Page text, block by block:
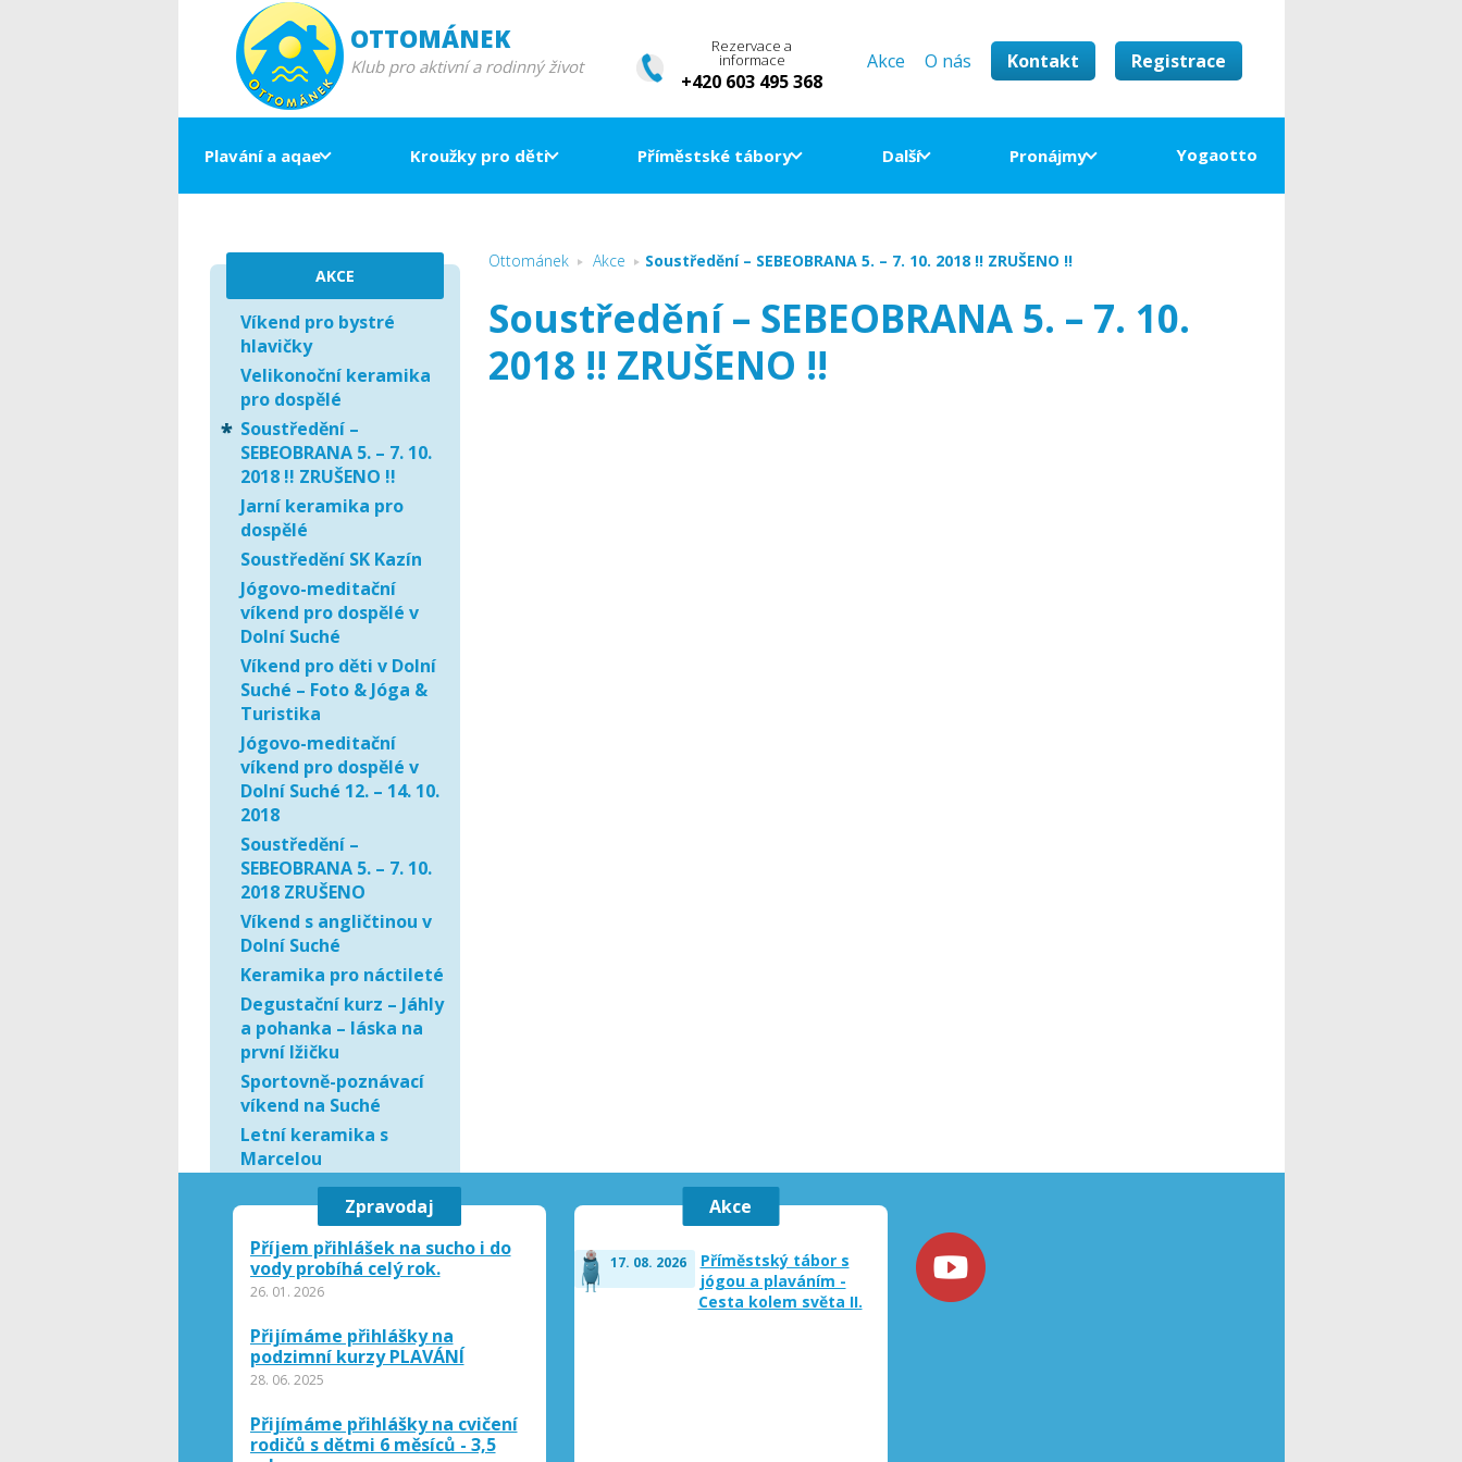
OTTOMÁNEK
Klub pro aktivní a rodinný život
Rezervace a
informace
+420 603 495 368
Akce O nás Kontakt Registrace
Plavání a aqae Kroužky pro děti Příměstské tábory Další Pronájmy Yogaotto
Ottománek Akce Soustředění – SEBEOBRANA 5. – 7. 10. 2018 !! ZRUŠENO !!
Soustředění – SEBEOBRANA 5. – 7. 10.
2018 !! ZRUŠENO !!
AKCE
Víkend pro bystré
hlavičky
Velikonoční keramika
pro dospělé
Soustředění –
SEBEOBRANA 5. – 7. 10.
2018 !! ZRUŠENO !!
Jarní keramika pro
dospělé
Soustředění SK Kazín
Jógovo-meditační
víkend pro dospělé v
Dolní Suché
Víkend pro děti v Dolní
Suché – Foto & Jóga &
Turistika
Jógovo-meditační
víkend pro dospělé v
Dolní Suché 12. – 14. 10.
2018
Soustředění –
SEBEOBRANA 5. – 7. 10.
2018 ZRUŠENO
Víkend s angličtinou v
Dolní Suché
Keramika pro náctileté
Degustační kurz – Jáhly
a pohanka – láska na
první lžičku
Sportovně-poznávací
víkend na Suché
Letní keramika s
Marcelou
Víkendové cvičení s
Naďou
Lyžařský a
snowboardový kurz
Den otevřených dveří
Den otevřených dveří
MŠ
Miniškolka
Den otevřených dveří
Zpravodaj
Příjem přihlášek na sucho i do
vody probíhá celý rok.
26. 01. 2026
Přijímáme přihlášky na
podzimní kurzy PLAVÁNÍ
28. 06. 2025
Přijímáme přihlášky na cvičení
rodičů s dětmi 6 měsíců - 3,5
Akce
17. 08. 2026
Příměstský tábor s
jógou a plaváním -
Cesta kolem světa II.